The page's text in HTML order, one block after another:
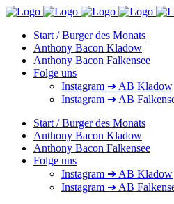
Start / Burger des Monats
Anthony Bacon Kladow
Anthony Bacon Falkensee
Folge uns
Instagram ➔ AB Kladow
Instagram ➔ AB
Start / Burger des Monats
Anthony Bacon Kladow
Anthony Bacon Falkensee
Folge uns
Instagram ➔ AB Kladow
Instagram ➔ AB